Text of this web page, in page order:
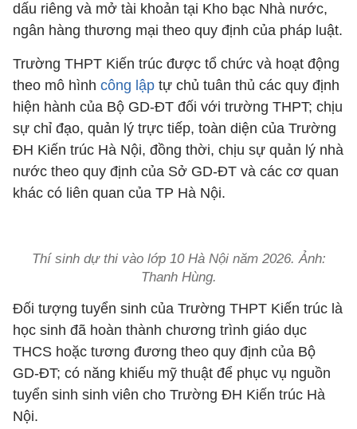
dấu riêng và mở tài khoản tại Kho bạc Nhà nước,
ngân hàng thương mại theo quy định của pháp luật.
Trường THPT Kiến trúc được tổ chức và hoạt động
theo mô hình công lập tự chủ tuân thủ các quy định
hiện hành của Bộ GD-ĐT đối với trường THPT; chịu
sự chỉ đạo, quản lý trực tiếp, toàn diện của Trường
ĐH Kiến trúc Hà Nội, đồng thời, chịu sự quản lý nhà
nước theo quy định của Sở GD-ĐT và các cơ quan
khác có liên quan của TP Hà Nội.
Thí sinh dự thi vào lớp 10 Hà Nội năm 2026. Ảnh:
Thanh Hùng.
Đối tượng tuyển sinh của Trường THPT Kiến trúc là
học sinh đã hoàn thành chương trình giáo dục
THCS hoặc tương đương theo quy định của Bộ
GD-ĐT; có năng khiếu mỹ thuật để phục vụ nguồn
tuyển sinh sinh viên cho Trường ĐH Kiến trúc Hà
Nội.